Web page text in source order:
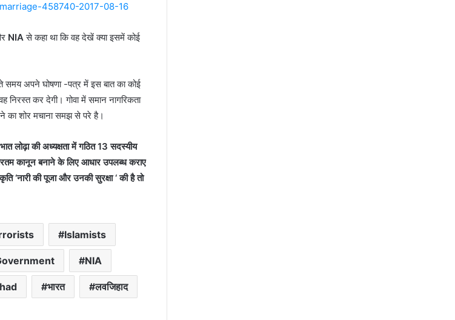
458740-2017-08-16
NIAसे कहा था कि वह देखें क्या इसमें कोई
समय अपने घोषणा -पत्र में इस बात का कोई
कर देगी। गोवा में समान नागरिकता
का शोर मचाना समझ से परे है।
लोढ़ा की अध्यक्षता में गठित 13 सदस्यीय
कानून बनाने के लिए आधार उपलब्ध कराए
‘नारी की पूजा और उनकी सुरक्षा ‘ की है तो
Islamists
NIA
भारत लवजिहाद